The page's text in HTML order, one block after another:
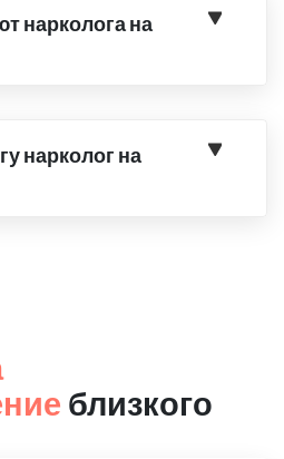
нарколога на
нарколог на
близкого